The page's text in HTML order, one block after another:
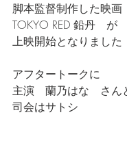
脚本監督制作した映画
TOKYO RED 鉛丹　が
上映開始となりました
アフタートークに
主演　蘭乃はな　さん
司会はサトシ